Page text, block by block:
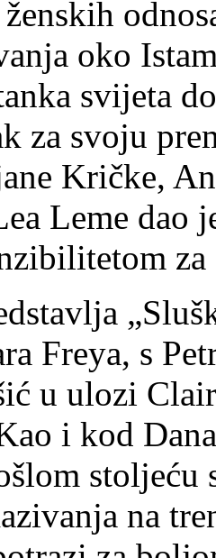
oko
svijeta
za svoju
Kričke,
Leme dao
Freya, s
u ulozi
i kod
stoljeću
na